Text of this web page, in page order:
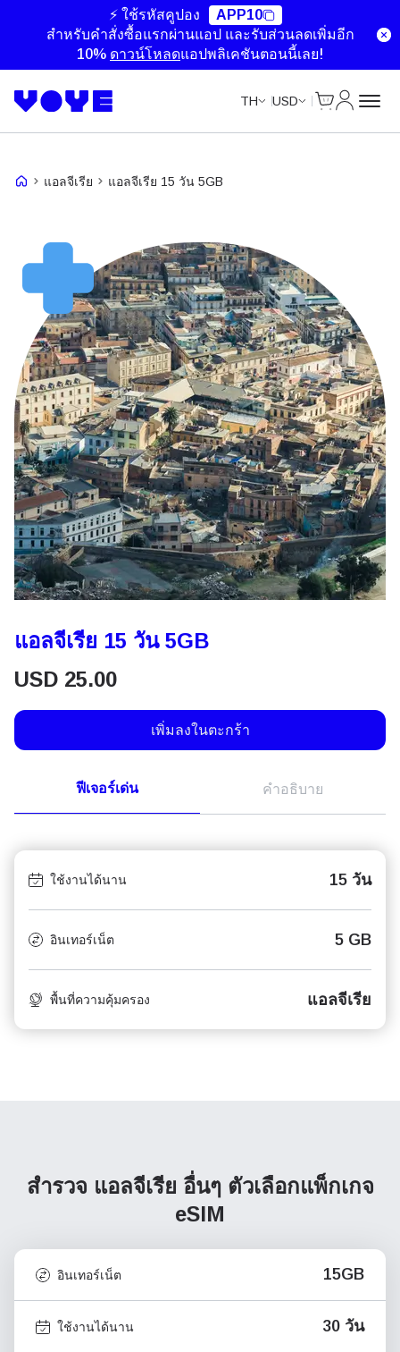
⚡ ใช้รหัสคูปอง
APP10
สำหรับคำสั่งซื้อแรกผ่านแอป และรับส่วนลดเพิ่มอีก
10% ดาวน์โหลดแอปพลิเคชันตอนนี้เลย!
TH USD
แอลจีเรีย แอลจีเรีย 15 วัน 5GB
แอลจีเรีย 15 วัน 5GB
USD 25.00
เพิ่มลงในตะกร้า
ฟีเจอร์เด่น คำอธิบาย
ใช้งานได้นาน 15 วัน
อินเทอร์เน็ต 5 GB
พื้นที่ความคุ้มครอง แอลจีเรีย
สำรวจ แอลจีเรีย อื่นๆ ตัวเลือกแพ็กเกจ
eSIM
อินเทอร์เน็ต 15GB
ใช้งานได้นาน 30 วัน